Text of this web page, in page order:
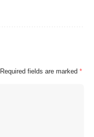
Required fields are marked *